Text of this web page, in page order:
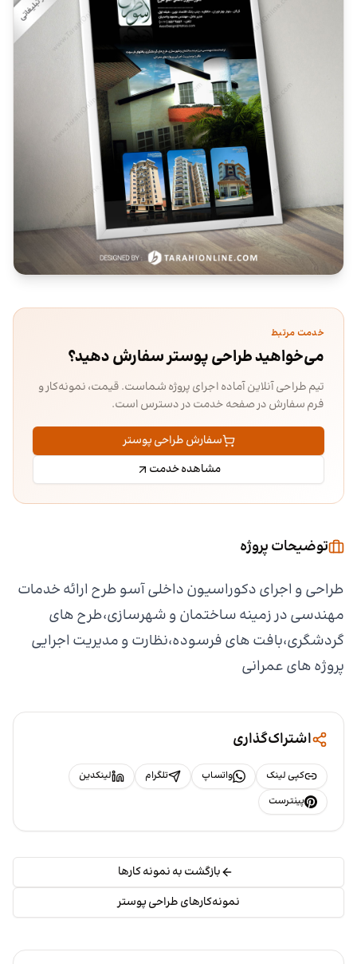
خدمت مرتبط
می‌خواهید طراحی پوستر سفارش دهید؟
تیم طراحی آنلاین آماده اجرای پروژه شماست. قیمت، نمونه‌کار و
فرم سفارش در صفحه خدمت در دسترس است.
سفارش طراحی پوستر
مشاهده خدمت
توضیحات پروژه
طراحی و اجرای دکوراسیون داخلی آسو طرح ارائه خدمات
مهندسی در زمینه ساختمان و شهرسازی،طرح های
گردشگری،بافت های فرسوده،نظارت و مدیریت اجرایی
پروژه های عمرانی
اشتراک‌گذاری
کپی لینک واتساپ تلگرام
لینکدین
پینترست
بازگشت به نمونه کارها
نمونه‌کارهای طراحی پوستر